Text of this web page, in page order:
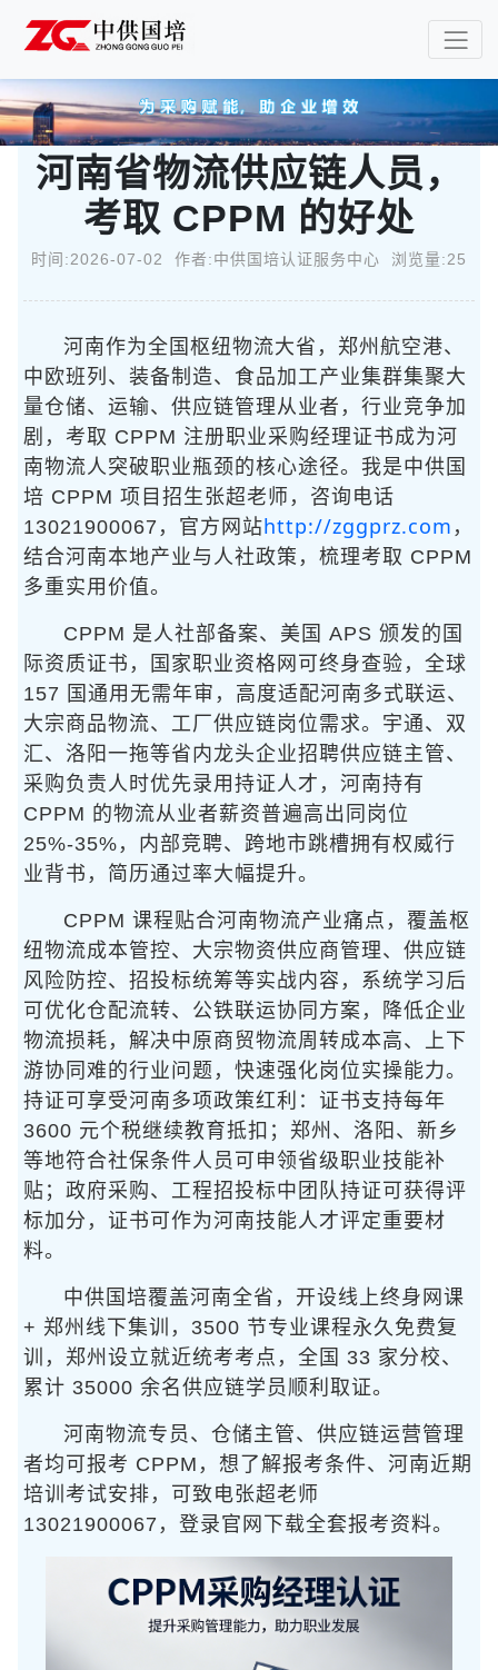
河南省物流供应链人员，
考取 CPPM 的好处
时间:2026-07-02 作者:中供国培认证服务中心 浏览量:25
河南作为全国枢纽物流大省，郑州航空港、
中欧班列、装备制造、食品加工产业集群集聚大
量仓储、运输、供应链管理从业者，行业竞争加
剧，考取 CPPM 注册职业采购经理证书成为河
南物流人突破职业瓶颈的核心途径。我是中供国
培 CPPM 项目招生张超老师，咨询电话
13021900067，官方网站http://zggprz.com ，
结合河南本地产业与人社政策，梳理考取 CPPM
多重实用价值。
CPPM 是人社部备案、美国 APS 颁发的国
际资质证书，国家职业资格网可终身查验，全球
157 国通用无需年审，高度适配河南多式联运、
大宗商品物流、工厂供应链岗位需求。宇通、双
汇、洛阳一拖等省内龙头企业招聘供应链主管、
采购负责人时优先录用持证人才，河南持有
CPPM 的物流从业者薪资普遍高出同岗位
25%-35%，内部竞聘、跨地市跳槽拥有权威行
业背书，简历通过率大幅提升。
CPPM 课程贴合河南物流产业痛点，覆盖枢
纽物流成本管控、大宗物资供应商管理、供应链
风险防控、招投标统筹等实战内容，系统学习后
可优化仓配流转、公铁联运协同方案，降低企业
物流损耗，解决中原商贸物流周转成本高、上下
游协同难的行业问题，快速强化岗位实操能力。
持证可享受河南多项政策红利：证书支持每年
3600 元个税继续教育抵扣；郑州、洛阳、新乡
等地符合社保条件人员可申领省级职业技能补
贴；政府采购、工程招投标中团队持证可获得评
标加分，证书可作为河南技能人才评定重要材
料。
中供国培覆盖河南全省，开设线上终身网课
+ 郑州线下集训，3500 节专业课程永久免费复
训，郑州设立就近统考考点，全国 33 家分校、
累计 35000 余名供应链学员顺利取证。
河南物流专员、仓储主管、供应链运营管理
者均可报考 CPPM，想了解报考条件、河南近期
培训考试安排，可致电张超老师
13021900067，登录官网下载全套报考资料。